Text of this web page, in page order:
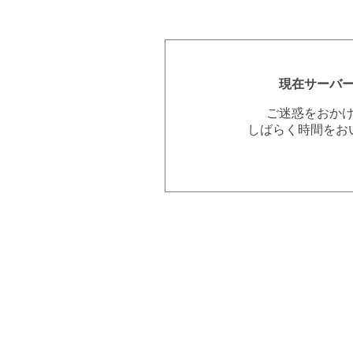
現在サーバ
ご迷惑をおか
しばらく時間を